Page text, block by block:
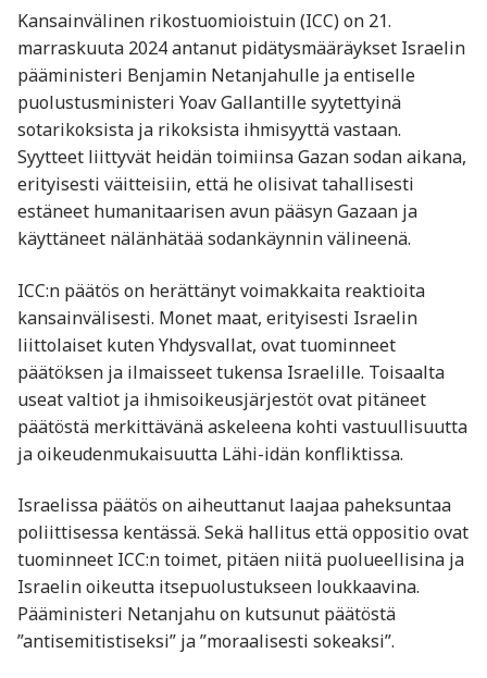
Kansainvälinen rikostuomioistuin (ICC) on 21.
marraskuuta 2024 antanut pidätysmääräykset Israelin
pääministeri Benjamin Netanjahulle ja entiselle
puolustusministeri Yoav Gallantille syytettyinä
sotarikoksista ja rikoksista ihmisyyttä vastaan.
Syytteet liittyvät heidän toimiinsa Gazan sodan aikana,
erityisesti väitteisiin, että he olisivat tahallisesti
estäneet humanitaarisen avun pääsyn Gazaan ja
käyttäneet nälänhätää sodankäynnin välineenä.
ICC:n päätös on herättänyt voimakkaita reaktioita
kansainvälisesti. Monet maat, erityisesti Israelin
liittolaiset kuten Yhdysvallat, ovat tuominneet
päätöksen ja ilmaisseet tukensa Israelille. Toisaalta
useat valtiot ja ihmisoikeusjärjestöt ovat pitäneet
päätöstä merkittävänä askeleena kohti vastuullisuutta
ja oikeudenmukaisuutta Lähi-idän konfliktissa.
Israelissa päätös on aiheuttanut laajaa paheksuntaa
poliittisessa kentässä. Sekä hallitus että oppositio ovat
tuominneet ICC:n toimet, pitäen niitä puolueellisina ja
Israelin oikeutta itsepuolustukseen loukkaavina.
Pääministeri Netanjahu on kutsunut päätöstä
”antisemitistiseksi” ja ”moraalisesti sokeaksi”.